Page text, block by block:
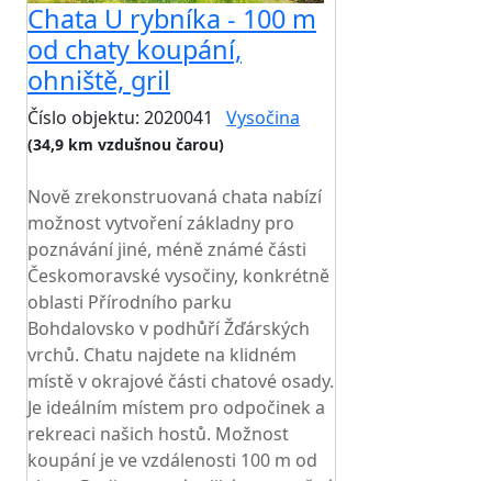
Chata U rybníka - 100 m
od chaty koupání,
ohniště, gril
Číslo objektu: 2020041 Vysočina
(34,9 km vzdušnou čarou)
Nově zrekonstruovaná chata nabízí
možnost vytvoření základny pro
poznávání jiné, méně známé části
Českomoravské vysočiny, konkrétně
oblasti Přírodního parku
Bohdalovsko v podhůří Žďárských
vrchů. Chatu najdete na klidném
místě v okrajové části chatové osady.
Je ideálním místem pro odpočinek a
rekreaci našich hostů. Možnost
koupání je ve vzdálenosti 100 m od